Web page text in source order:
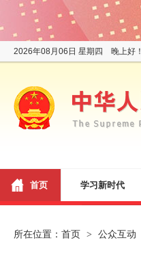
2026年08月06日 星期四 晚上好！
首页 学习新时代
所在位置： 首页 > 公众互动